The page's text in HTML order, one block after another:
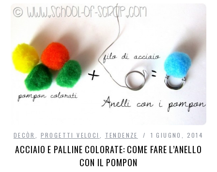
DECÒR PROGETTI VELOCI TENDENZE 1 GIUGNO, 2014
ACCIAIO E PALLINE COLORATE: COME FARE L’ANELLO
CON IL POMPON